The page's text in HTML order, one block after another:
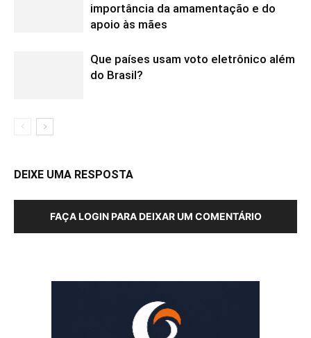
importância da amamentação e do
apoio às mães
Que países usam voto eletrônico além
do Brasil?
DEIXE UMA RESPOSTA
FAÇA LOGIN PARA DEIXAR UM COMENTÁRIO